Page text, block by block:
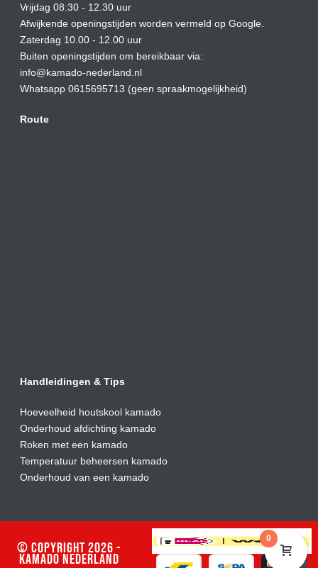
Vrijdag 08:30 - 12.30 uur
Afwijkende openingstijden worden vermeld op Google.
Zaterdag 10.00 - 12.00 uur
Buiten openingstijden om bereikbaar via:
info@kamado-nederland.nl
Whatsapp 0615695713 (geen spraakmogelijkheid)
Route
Handleidingen & Tips
Hoeveelheid houtskool kamado
Onderhoud afdichting kamado
Roken met een kamado
Temperatuur beheersen kamado
Onderhoud van een kamado
© Copyright 2026 -
Kamado Nederland
0